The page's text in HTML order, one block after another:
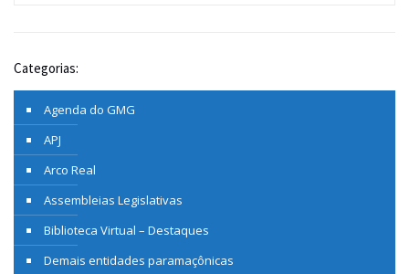
Categorias:
Agenda do GMG
APJ
Arco Real
Assembleias Legislativas
Biblioteca Virtual – Destaques
Demais entidades paramaçônicas